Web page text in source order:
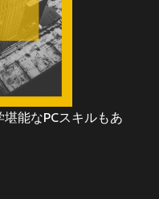
能なPCスキルもあ